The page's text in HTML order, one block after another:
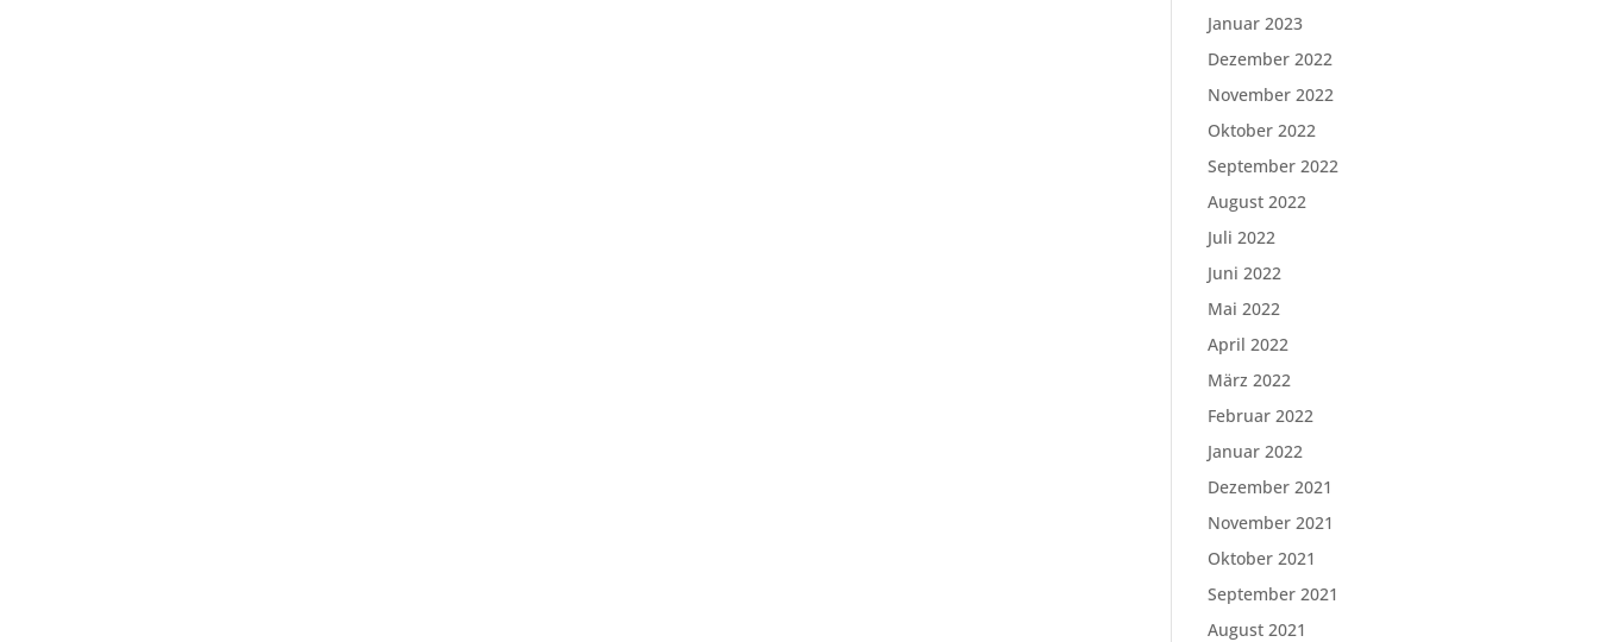
Januar 2023
Dezember 2022
November 2022
Oktober 2022
September 2022
August 2022
Juli 2022
Juni 2022
Mai 2022
April 2022
März 2022
Februar 2022
Januar 2022
Dezember 2021
November 2021
Oktober 2021
September 2021
August 2021